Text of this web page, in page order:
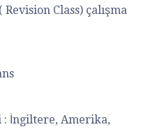
Class) çalışma
: İngiltere, Amerika,